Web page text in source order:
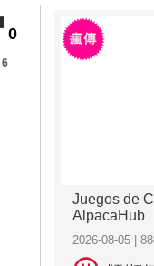
0
6
Juegos de
AlpacaHub
2026-08-05 |